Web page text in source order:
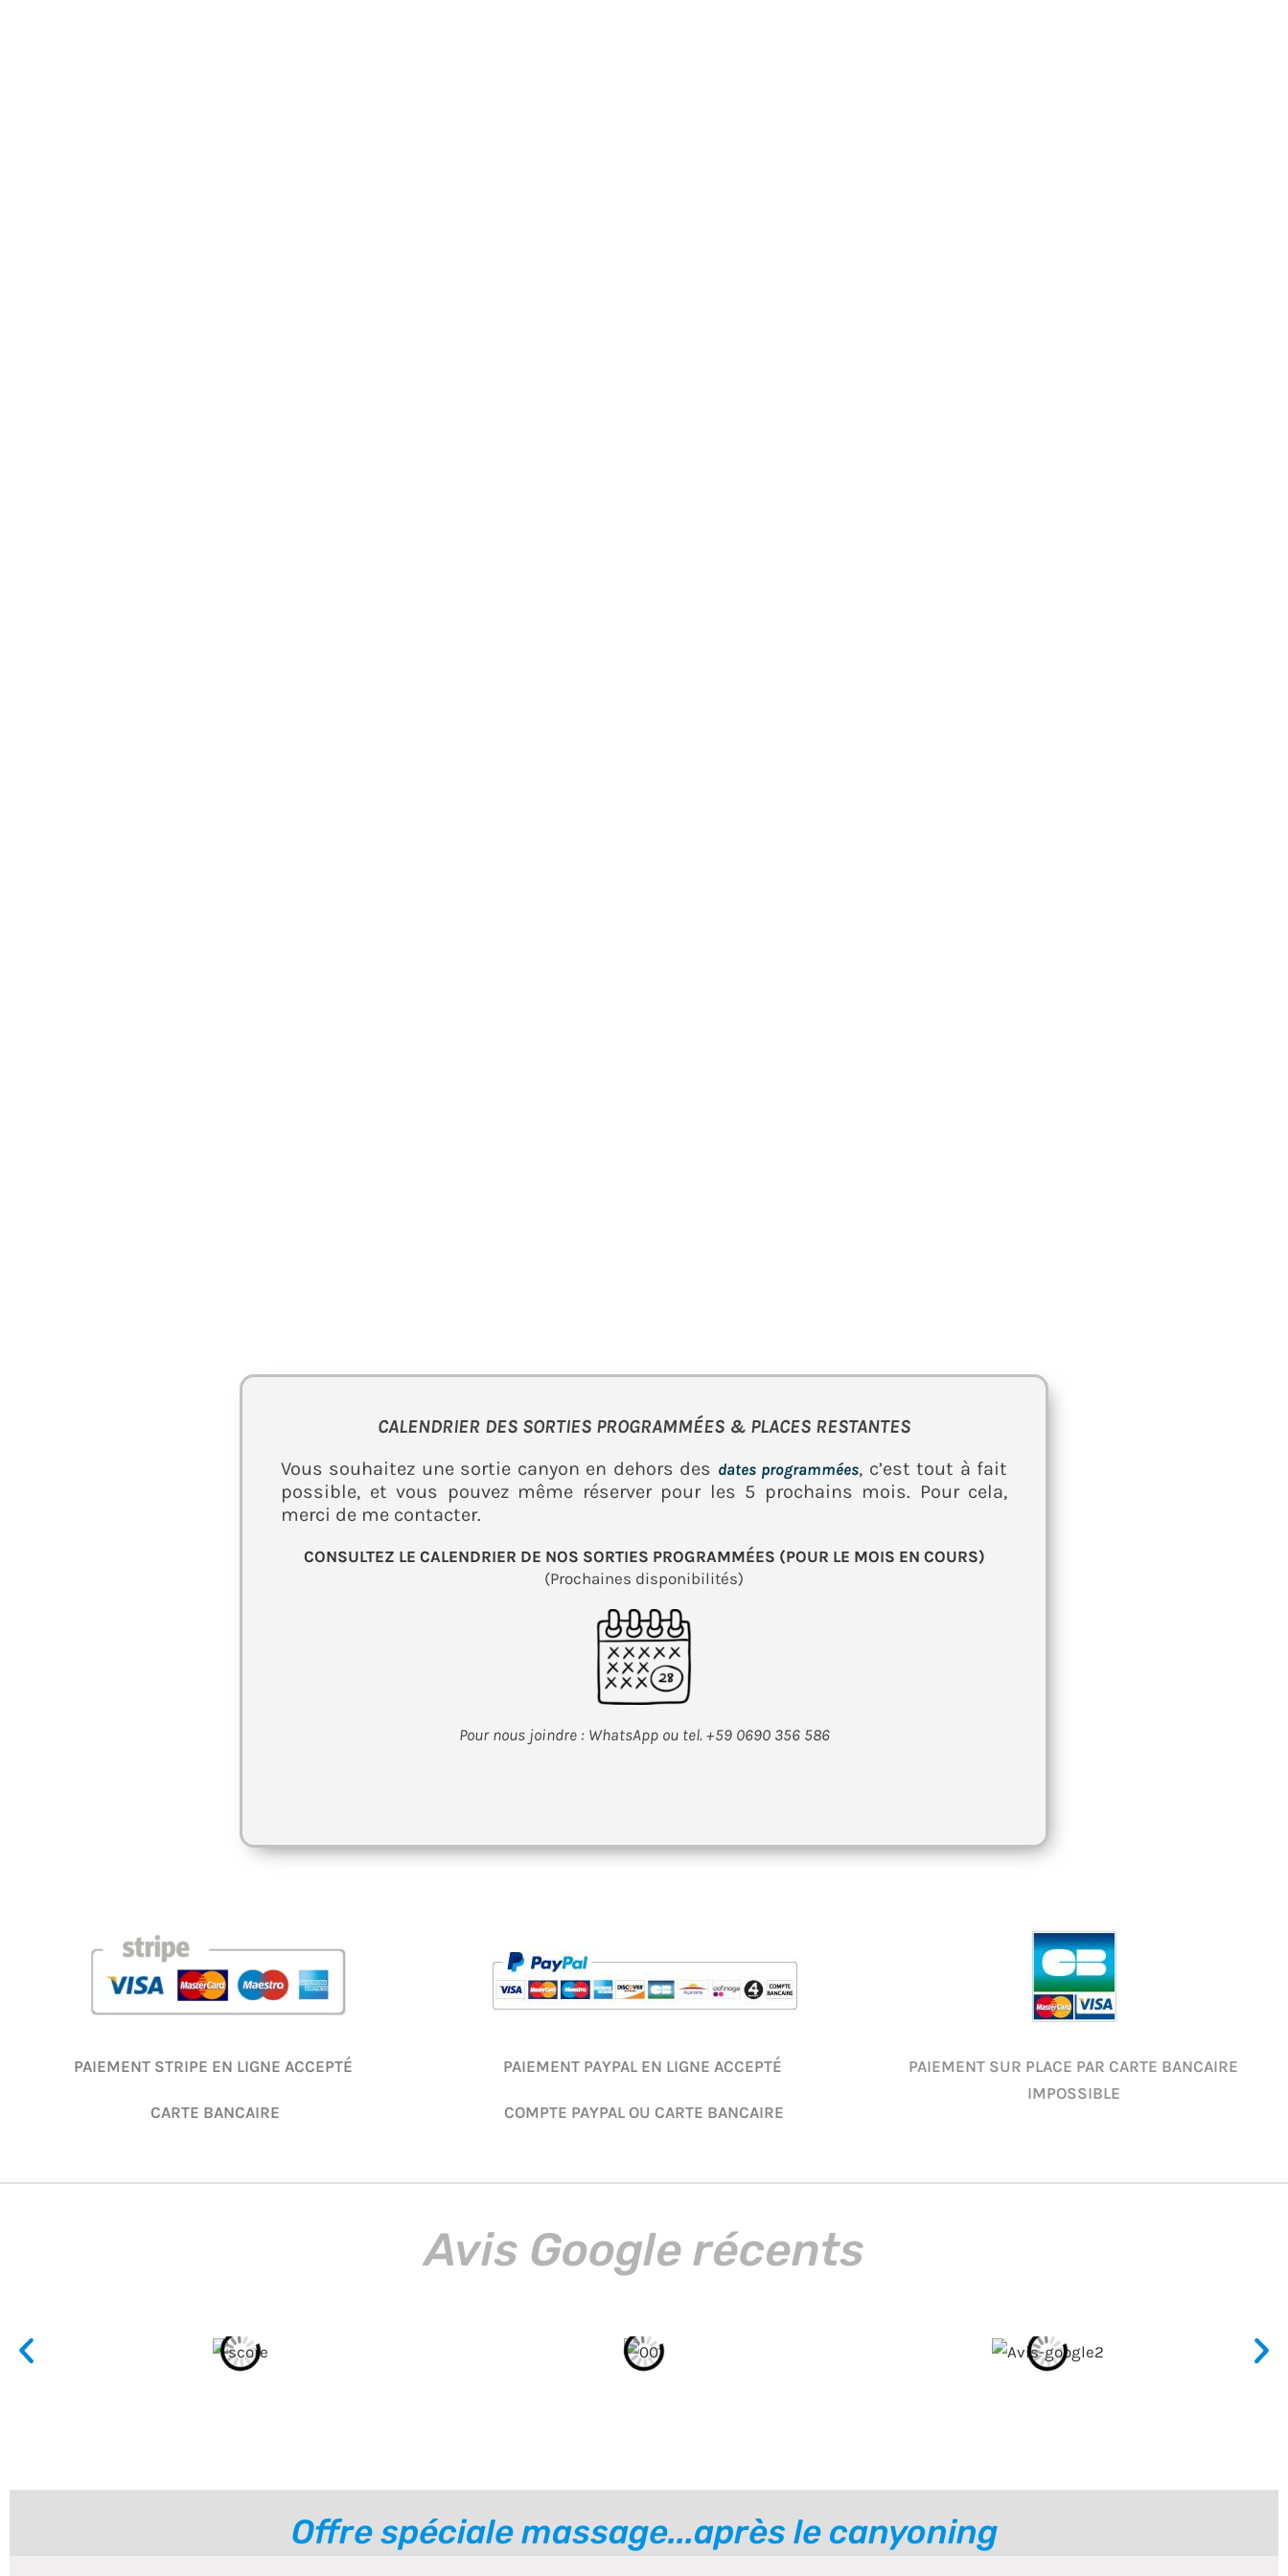
CALENDRIER DES SORTIES PROGRAMMÉES & PLACES RESTANTES
Vous souhaitez une sortie canyon en dehors des dates programmées, c’est tout à fait
possible, et vous pouvez même réserver pour les 5 prochains mois. Pour cela,
merci de me contacter.
CONSULTEZ LE CALENDRIER DE NOS SORTIES PROGRAMMÉES (POUR LE MOIS EN COURS)
(Prochaines disponibilités)
Pour nous joindre : WhatsApp ou tel. +59 0690 356 586
PAIEMENT STRIPE EN LIGNE ACCEPTÉ
CARTE BANCAIRE
PAIEMENT PAYPAL EN LIGNE ACCEPTÉ
COMPTE PAYPAL OU CARTE BANCAIRE
PAIEMENT SUR PLACE PAR CARTE BANCAIRE
IMPOSSIBLE
Avis Google récents
Offre spéciale massage...après le canyoning